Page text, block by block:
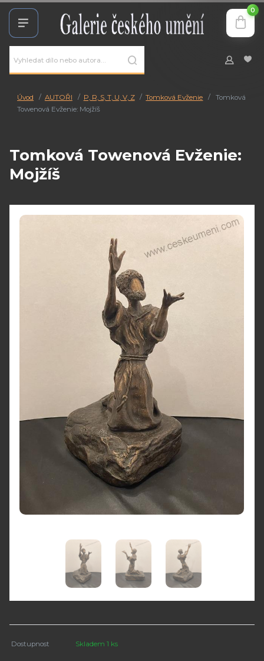
0
Úvod AUTOŘI P, R, S, T, U, V, Z Tomková Evženie
Tomková
Towenová Evženie: Mojžíš
Tomková Towenová Evženie:
Mojžíš
Dostupnost Skladem 1 ks